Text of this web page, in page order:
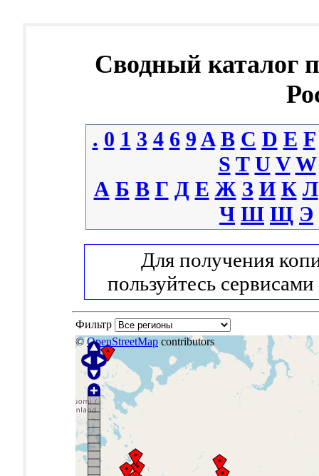
Сводный каталог
. 0 1 3 4 6 9 A B C D E F
S T U V W
А Б В Г Д Е Ж З И К Л
Ч Ш Щ Э
Для получения
пользуйтесь сервисами
Фильтр
©OpenStreetMap contributors